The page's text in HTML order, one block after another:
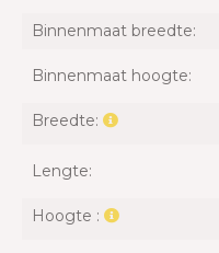
Binnenmaat breedte:
Binnenmaat hoogte:
Breedte:
Lengte:
Hoogte :